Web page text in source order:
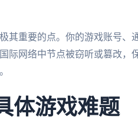
重要的点。你的游戏账号、
际网络中节点被窃听或篡改，
体游戏难题